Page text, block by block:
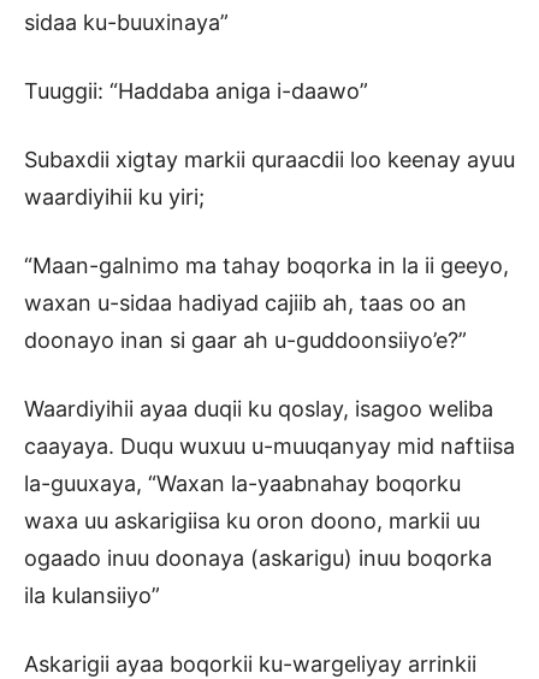
sidaa ku-buuxinaya”
Tuuggii: “Haddaba aniga i-daawo”
Subaxdii xigtay markii quraacdii loo keenay ayuu
waardiyihii ku yiri;
“Maan-galnimo ma tahay boqorka in la ii geeyo,
waxan u-sidaa hadiyad cajiib ah, taas oo an
doonayo inan si gaar ah u-guddoonsiiyo’e?”
Waardiyihii ayaa duqii ku qoslay, isagoo weliba
caayaya. Duqu wuxuu u-muuqanyay mid naftiisa
la-guuxaya, “Waxan la-yaabnahay boqorku
waxa uu askarigiisa ku oron doono, markii uu
ogaado inuu doonaya (askarigu) inuu boqorka
ila kulansiiyo”
Askarigii ayaa boqorkii ku-wargeliyay arrinkii